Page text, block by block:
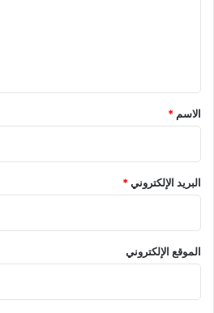
*
الاسم *
البريد الإلكتروني*
الموقع الإلكتروني